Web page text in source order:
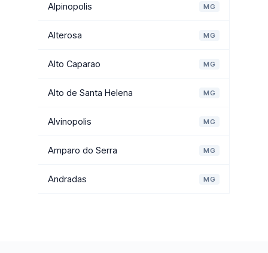
Alpinopolis MG
Alterosa MG
Alto Caparao MG
Alto de Santa Helena MG
Alvinopolis MG
Amparo do Serra MG
Andradas MG